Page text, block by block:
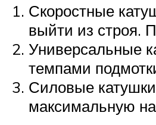
Скоростные
выйти из строя.
Универсальные
темпами
Силовые
максимальную